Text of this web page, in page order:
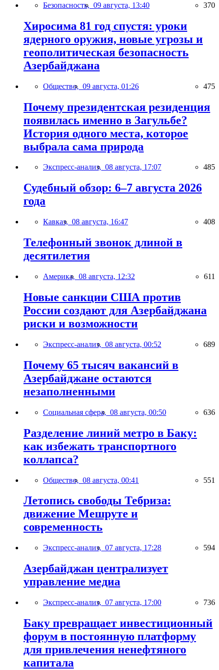
Безопасность, 09 августа, 13:40 370
Хиросима 81 год спустя: уроки
ядерного оружия, новые угрозы и
геополитическая безопасность
Азербайджана
Общество, 09 августа, 01:26 475
Почему президентская резиденция
появилась именно в Загульбе?
История одного места, которое
выбрала сама природа
Экспресс-анализ, 08 августа, 17:07 485
Судебный обзор: 6–7 августа 2026
года
Кавказ, 08 августа, 16:47 408
Телефонный звонок длиной в
десятилетия
Америка, 08 августа, 12:32 611
Новые санкции США против
России создают для Азербайджана
риски и возможности
Экспресс-анализ, 08 августа, 00:52 689
Почему 65 тысяч вакансий в
Азербайджане остаются
незаполненными
Социальная сфера, 08 августа, 00:50 636
Разделение линий метро в Баку:
как избежать транспортного
коллапса?
Общество, 08 августа, 00:41 551
Летопись свободы Тебриза:
движение Мешруте и
современность
Экспресс-анализ, 07 августа, 17:28 594
Азербайджан централизует
управление медиа
Экспресс-анализ, 07 августа, 17:00 736
Баку превращает инвестиционный
форум в постоянную платформу
для привлечения ненефтяного
капитала